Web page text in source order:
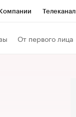
Телеканал
От первого лица